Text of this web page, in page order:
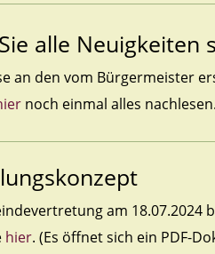
alle Neuigkeiten
an den vom Bürgermeister
noch einmal alles nachlesen.
am 18.07.2024
hier. (Es öffnet sich ein PDF-